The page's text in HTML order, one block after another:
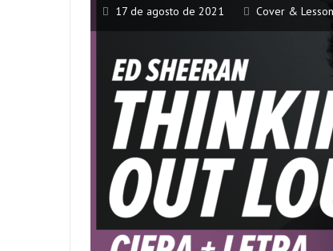
17 de agosto de 2021 Cover & Lesson